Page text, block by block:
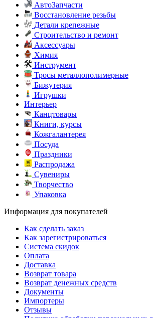
АвтоЗапчасти
Восстановление резьбы
Детали крепежные
Строительство и ремонт
Аксессуары
Химия
Инструмент
Тросы металлополимерные
Бижутерия
Игрушки
Интерьер
Канцтовары
Книги, курсы
Кожгалантерея
Посуда
Праздники
Распродажа
Сувениры
Творчество
Упаковка
Информация для покупателей
Как сделать заказ
Как зарегистрироваться
Система скидок
Оплата
Доставка
Возврат товара
Возврат денежных средств
Документы
Импортеры
Отзывы